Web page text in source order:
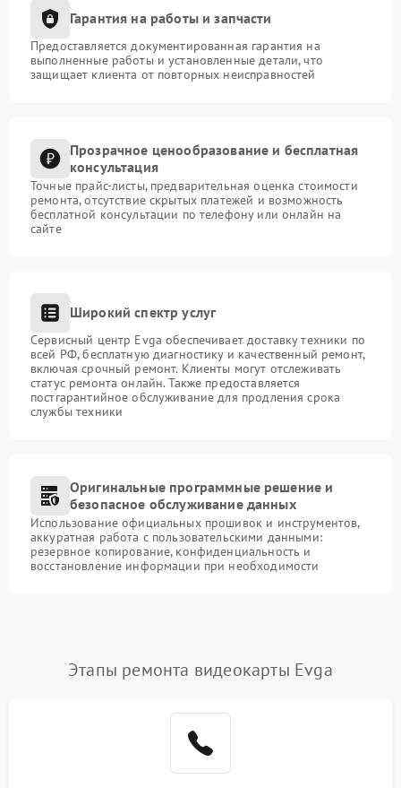
Гарантия на работы и запчасти
Предоставляется документированная гарантия на
выполненные работы и установленные детали, что
защищает клиента от повторных неисправностей
Прозрачное ценообразование и бесплатная
консультация
Точные прайс-листы, предварительная оценка стоимости
ремонта, отсутствие скрытых платежей и возможность
бесплатной консультации по телефону или онлайн на
сайте
Широкий спектр услуг
Сервисный центр Evga обеспечивает доставку техники по
всей РФ, бесплатную диагностику и качественный ремонт,
включая срочный ремонт. Клиенты могут отслеживать
статус ремонта онлайн. Также предоставляется
постгарантийное обслуживание для продления срока
службы техники
Оригинальные программные решение и
безопасное обслуживание данных
Использование официальных прошивок и инструментов,
аккуратная работа с пользовательскими данными:
резервное копирование, конфиденциальность и
восстановление информации при необходимости
Этапы ремонта видеокарты Evga